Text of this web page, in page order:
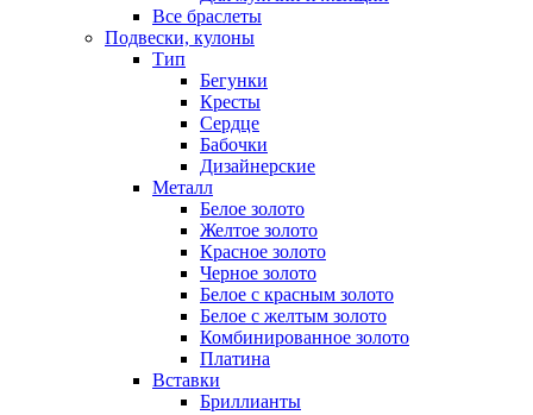
Все браслеты
Подвески, кулоны
Тип
Бегунки
Кресты
Сердце
Бабочки
Дизайнерские
Металл
Белое золото
Желтое золото
Красное золото
Черное золото
Белое с красным золото
Белое с желтым золото
Комбинированное золото
Платина
Вставки
Бриллианты